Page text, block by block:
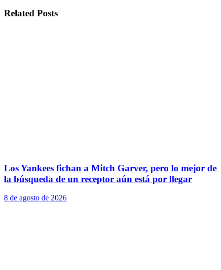
Related Posts
Los Yankees fichan a Mitch Garver, pero lo mejor de
la búsqueda de un receptor aún está por llegar
8 de agosto de 2026